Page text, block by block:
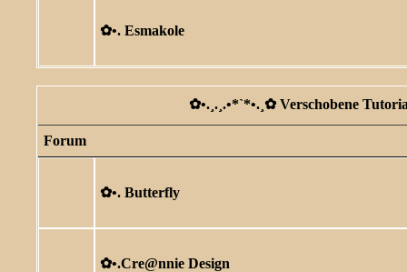
✿ •. Esmakole
✿ •.¸.¸.•*`*•.¸✿ Verschobene
Forum
✿ •. Butterfly
✿ •.Cre@nnie Design